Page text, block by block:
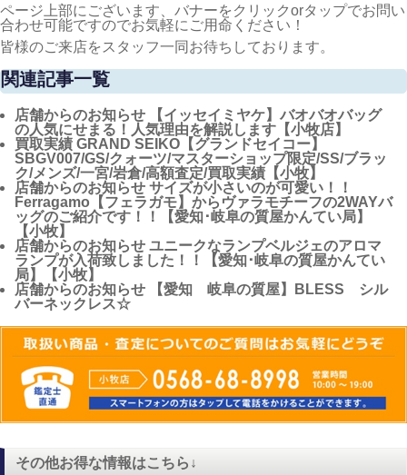
ページ上部にございます、バナーをクリックorタップでお問い
合わせ可能ですのでお気軽にご用命ください！
皆様のご来店をスタッフ一同お待ちしております。
関連記事一覧
店舗からのお知らせ 【イッセイミヤケ】バオバオバッグ
の人気にせまる！人気理由を解説します【小牧店】
買取実績 GRAND SEIKO【グランドセイコー】
SBGV007/GS/クォーツ/マスターショップ限定/SS/ブラッ
ク/メンズ/一宮/岩倉/高額査定/買取実績【小牧】
店舗からのお知らせ サイズが小さいのが可愛い！！
Ferragamo【フェラガモ】からヴァラモチーフの2WAYバ
ッグのご紹介です！！【愛知･岐阜の質屋かんてい局】
【小牧】
店舗からのお知らせ ユニークなランプベルジェのアロマ
ランプが入荷致しました！！【愛知･岐阜の質屋かんてい
局】【小牧】
店舗からのお知らせ 【愛知 岐阜の質屋】BLESS シル
バーネックレス☆
その他お得な情報はこちら↓